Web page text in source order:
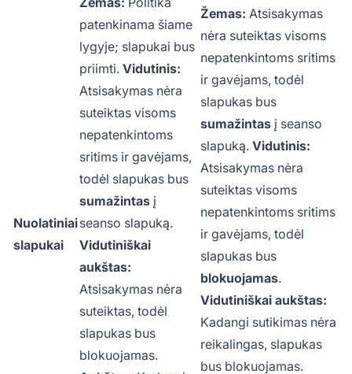
Nuolatiniai
slapukai
patenkinama šiame
lygyje; slapukai bus
priimti. Vidutinis:
Atsisakymas nėra
suteiktas visoms
nepatenkintoms
sritims ir gavėjams,
todėl slapukas bus
sumažintas į
seanso slapuką.
Vidutiniškai
aukštas:
Atsisakymas nėra
suteiktas, todėl
slapukas bus
blokuojamas.
Žemas: Atsisakymas
nėra suteiktas visoms
nepatenkintoms sritims
ir gavėjams, todėl
slapukas bus
sumažintas į seanso
slapuką. Vidutinis:
Atsisakymas nėra
suteiktas visoms
nepatenkintoms sritims
ir gavėjams, todėl
slapukas bus
blokuojamas.
Vidutiniškai aukštas:
Kadangi sutikimas nėra
reikalingas, slapukas
bus blokuojamas.